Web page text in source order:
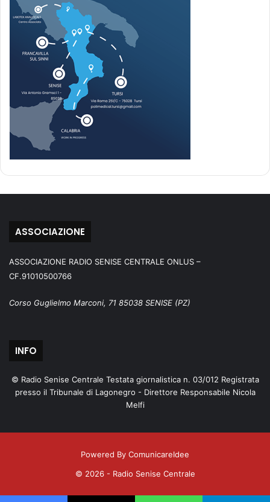
ASSOCIAZIONE
ASSOCIAZIONE RADIO SENISE CENTRALE ONLUS –
CF.91010500766
Corso Guglielmo Marconi, 71 85038 SENISE (PZ)
INFO
© Radio Senise Centrale Testata giornalistica n. 03/012 Registrata
presso il Tribunale di Lagonegro - Direttore Responsabile Nicola
Melfi
Powered By ComunicareIdee
© 2026 - Radio Senise Centrale